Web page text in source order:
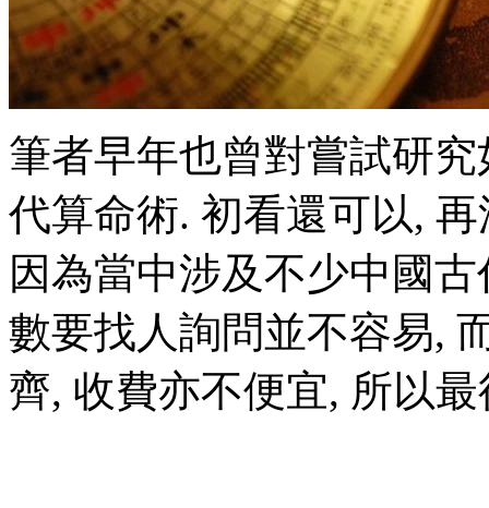
筆者早年也曾對嘗試研
代算命術. 初看還可以,
因為當中涉及不少中國
數要找人詢問並不容易,
齊, 收費亦不便宜, 所以